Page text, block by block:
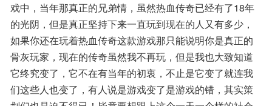
戏中，当年那真正的兄弟情，虽然热血传奇已经有了18年
的光阴，但是真正坚持下来一直玩到现在的人又有多少，
如果你还在玩着热血传奇这款游戏那只能说明你是真正的
骨灰玩家，现在的传奇虽然我不再玩，但是我也大致知道
它终究变了，它不在有当年的初衷，不止是它变了就连我
们这些人也变了，有人说是游戏变了是游戏的错，其实策